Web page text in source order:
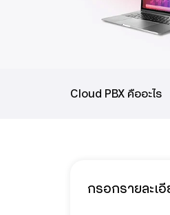
Cloud PBX คืออะไร
กรอกรายละเ